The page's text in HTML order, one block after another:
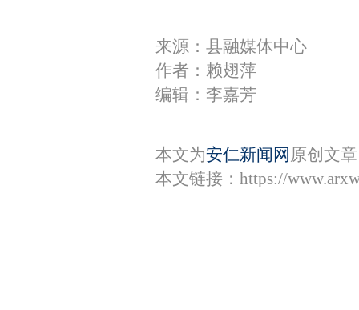
来源：县融媒体中心
作者：赖翅萍
编辑：李嘉芳
本文为安仁新闻网 原创文
本文链接： https://